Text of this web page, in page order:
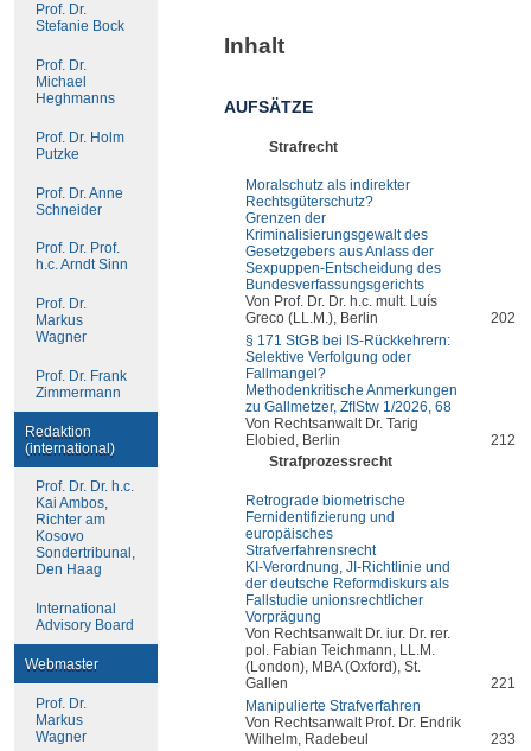
Prof. Dr.
Stefanie Bock
Prof. Dr.
Michael
Heghmanns
Prof. Dr. Holm
Putzke
Prof. Dr. Anne
Schneider
Prof. Dr. Prof.
h.c. Arndt Sinn
Prof. Dr.
Markus
Wagner
Prof. Dr. Frank
Zimmermann
Redaktion
(international)
Prof. Dr. Dr. h.c.
Kai Ambos,
Richter am
Kosovo
Sondertribunal,
Den Haag
International
Advisory Board
Webmaster
Prof. Dr.
Markus
Wagner
Inhalt
AUFSÄTZE
Strafrecht
Moralschutz als indirekter
Rechtsgüterschutz?
Grenzen der
Kriminalisierungsgewalt des
Gesetzgebers aus Anlass der
Sexpuppen-Entscheidung des
Bundesverfassungsgerichts
Von Prof. Dr. Dr. h.c. mult. Luís
Greco (LL.M.), Berlin
202
§ 171 StGB bei IS-Rückkehrern:
Selektive Verfolgung oder
Fallmangel?
Methodenkritische Anmerkungen
zu Gallmetzer, ZfIStw 1/2026, 68
Von Rechtsanwalt Dr. Tarig
Elobied, Berlin
212
Strafprozessrecht
Retrograde biometrische
Fernidentifizierung und
europäisches
Strafverfahrensrecht
KI-Verordnung, JI-Richtlinie und
der deutsche Reformdiskurs als
Fallstudie unionsrechtlicher
Vorprägung
Von Rechtsanwalt Dr. iur. Dr. rer.
pol. Fabian Teichmann, LL.M.
(London), MBA (Oxford), St.
Gallen
221
Manipulierte Strafverfahren
Von Rechtsanwalt Prof. Dr. Endrik
Wilhelm, Radebeul
233